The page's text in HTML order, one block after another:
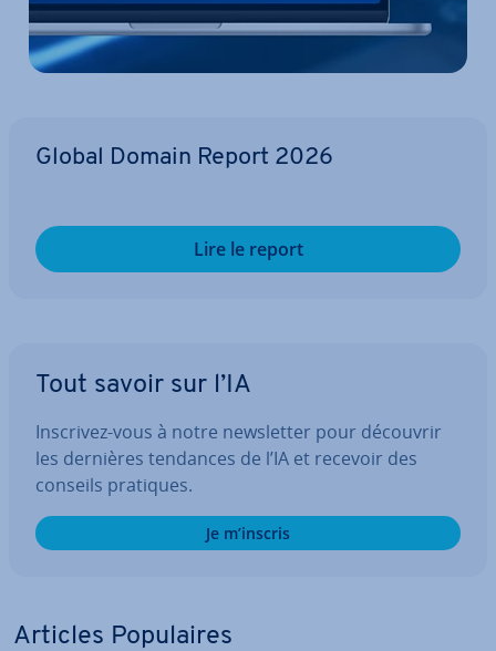
Global Domain Report 2026
Lire le report
Tout savoir sur l’IA
Inscrivez-vous à notre news­let­ter pour découvrir
les dernières tendances de l’IA et recevoir des
conseils pratiques.
Je m’inscris
Articles Po­pu­laires